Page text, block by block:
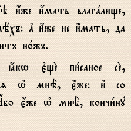
и4же и4мать влагaлище,
ґ и4же не и4мать, да
н0жъ.
є3щE пи1саное сE,
њ мнЁ, є4же: и3 со
є4же њ мнЁ, кончи1ну